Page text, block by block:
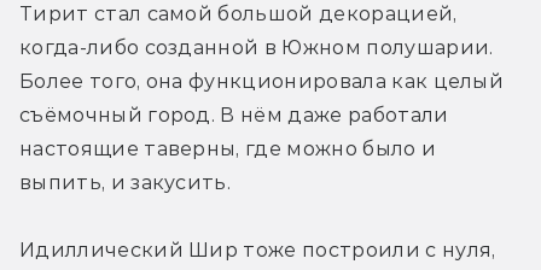
Тирит стал самой большой декорацией,
когда-либо созданной в Южном полушарии.
Более того, она функционировала как целый
съёмочный город. В нём даже работали
настоящие таверны, где можно было и
выпить, и закусить.
Идиллический Шир тоже построили с нуля,